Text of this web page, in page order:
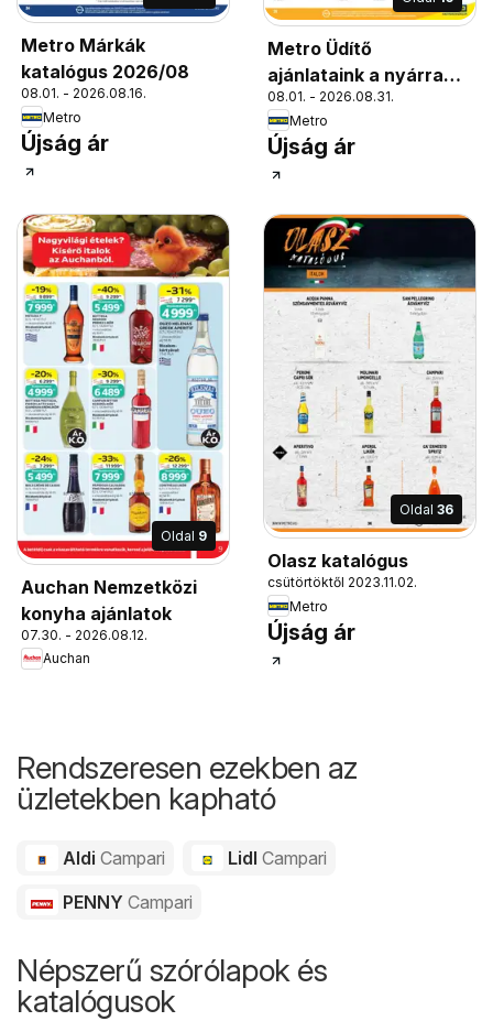
Metro Márkák
katalógus 2026/08
08.01. - 2026.08.16.
Metro
Újság ár
Metro Üdítő
ajánlataink a nyárra
2026/08
08.01. - 2026.08.31.
Metro
Újság ár
Oldal 9
Auchan Nemzetközi
konyha ajánlatok
07.30. - 2026.08.12.
Auchan
Oldal 36
Olasz katalógus
csütörtöktől 2023.11.02.
Metro
Újság ár
Rendszeresen ezekben az
üzletekben kapható
Aldi Campari LidlCampari
PENNY Campari
Népszerű szórólapok és
katalógusok